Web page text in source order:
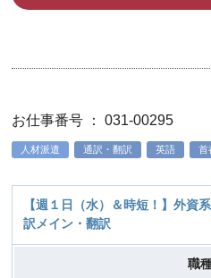
お仕事番号 ： 031-00295
人材派遣 通訳・翻訳 英語 首
【週１日（水）＆時短！】外資
訳メイン・翻訳
職